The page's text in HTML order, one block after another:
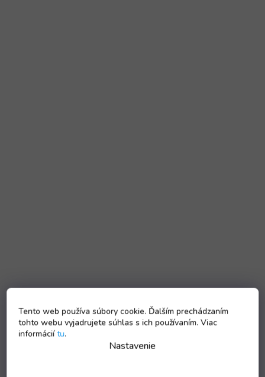
Tento web používa súbory cookie. Ďalším prechádzaním
tohto webu vyjadrujete súhlas s ich používaním. Viac
informáciítu.
Nastavenie